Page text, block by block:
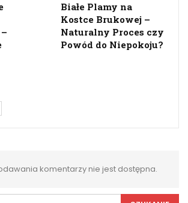
Białe Plamy na
Kostce Brukowej –
Naturalny Proces czy
Powód do Niepokoju?
komentarzy nie jest dostępna.